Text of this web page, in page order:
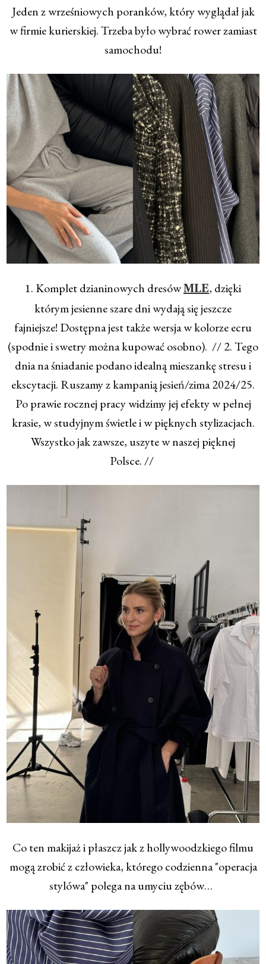
Jeden z wrześniowych poranków, który wyglądał jak
w firmie kurierskiej. Trzeba było wybrać rower zamiast
samochodu!
1. Komplet dzianinowych dresów MLE, dzięki
którym jesienne szare dni wydają się jeszcze
fajniejsze! Dostępna jest także wersja w kolorze ecru
(spodnie i swetry można kupować osobno). // 2. Tego
dnia na śniadanie podano idealną mieszankę stresu i
ekscytacji. Ruszamy z kampanią jesień/zima 2024/25.
Po prawie rocznej pracy widzimy jej efekty w pełnej
krasie, w studyjnym świetle i w pięknych stylizacjach.
Wszystko jak zawsze, uszyte w naszej pięknej
Polsce. //
Co ten makijaż i płaszcz jak z hollywoodzkiego filmu
mogą zrobić z człowieka, którego codzienna "operacja
stylówa" polega na umyciu zębów…